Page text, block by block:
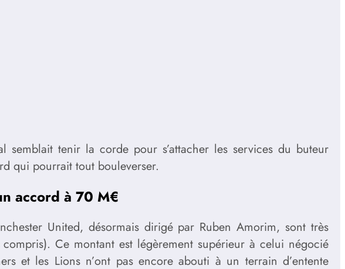
semblait tenir la corde pour s’attacher les services du buteur
qui pourrait tout bouleverser.
accord à 70 M€
United, désormais dirigé par Ruben Amorim, sont très
Ce montant est légèrement supérieur à celui négocié
et les Lions n’ont pas encore abouti à un terrain d’entente